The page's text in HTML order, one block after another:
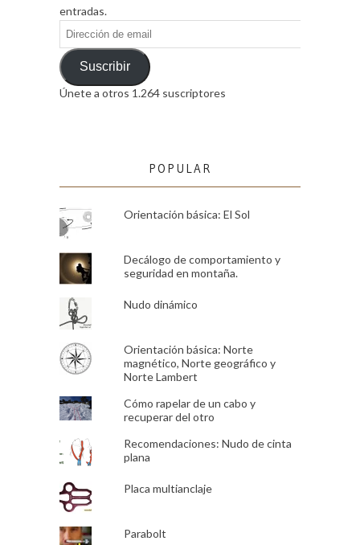
entradas.
Dirección
de
emailSuscribir
Únete a otros 1.264 suscriptores
POPULAR
Orientación básica: El Sol
Decálogo de comportamiento y
seguridad en montaña.
Nudo dinámico
Orientación básica: Norte
magnético, Norte geográfico y
Norte Lambert
Cómo rapelar de un cabo y
recuperar del otro
Recomendaciones: Nudo de cinta
plana
Placa multianclaje
Parabolt